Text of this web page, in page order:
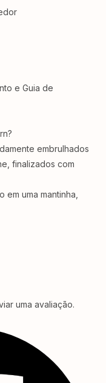
e Guia de
embrulhados
finalizados com
uma mantinha,
uma avaliação.